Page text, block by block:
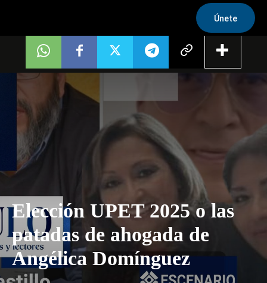
Únete
Elección UPET 2025 o las
patadas de ahogada de
Angélica Domínguez